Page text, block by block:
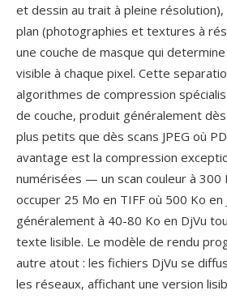
et dessin au trait à pleine
plan (photographies et textures à
une couche de masque qui
visible à chaque pixel. Cette
algorithmes de compression
de couche, produit généralement
plus petits que dès scans JPEG où
avantage est la compression
numérisées — un scan couleur à 300
occuper 25 Mo en TIFF où 500 Ko en
généralement à 40-80 Ko en DjVu
texte lisible. Le modèle de rendu
autre atout : les fichiers DjVu se
les réseaux, affichant une version